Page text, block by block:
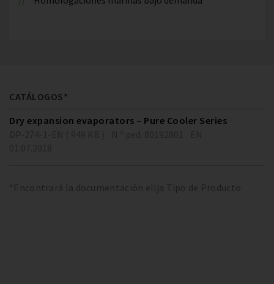
CATÁLOGOS*
Dry expansion evaporators – Pure Cooler Series
*Encontrará la documentación elija Tipo de Producto